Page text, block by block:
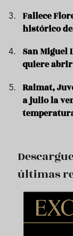
Fallece
histórico
San Miguel
quiere abrir
Raimat,
a julio la
últimas